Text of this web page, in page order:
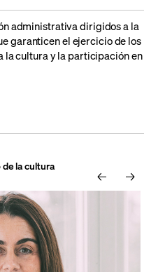
administrativa dirigidos a la
garanticen el ejercicio de los
la cultura y la participación en
la cultura